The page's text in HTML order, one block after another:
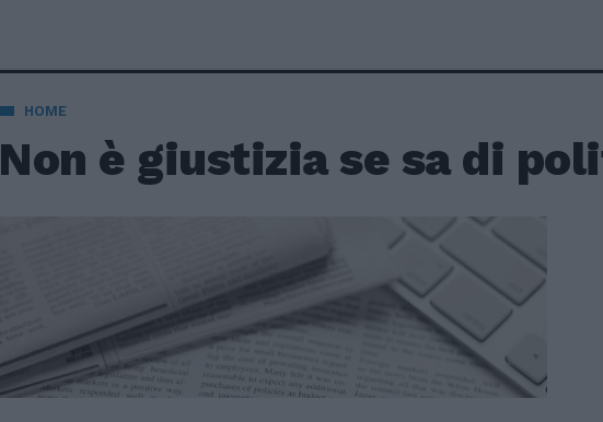
HOME
Non è giustizia se sa di